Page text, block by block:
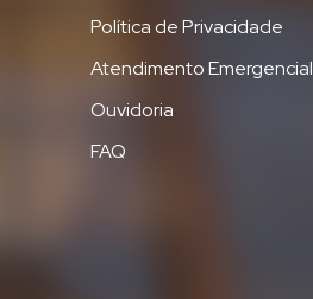
Política de Privacidade
Atendimento Emergencial
Ouvidoria
FAQ